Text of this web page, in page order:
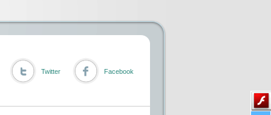
Twitter Facebook